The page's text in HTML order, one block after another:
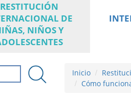
RESTITUCIÓN
DE
NIÑOS Y
de Inicio
Cómo